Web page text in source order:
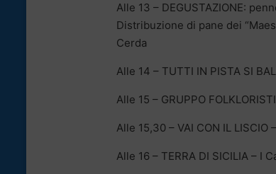
Alle 13 – DEGUSTAZIONE:
Distribuzione di pane dei
Cerda
Alle 14 – TUTTI IN PISTA SI
Alle 15 – GRUPPO
Alle 15,30 – VAI CON IL
Alle 16 – TERRA DI SICILIA – I